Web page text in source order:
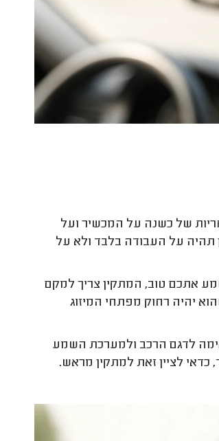
של כשנה על המכשיר ועל
על העבודה בלבד ולא על
אתכם טוב, המתקין צריך למקם
יהיה רחוק מפתחי המיזוג
לדגם הרכב ולמערכת השמע
לציין זאת למתקין מראש.